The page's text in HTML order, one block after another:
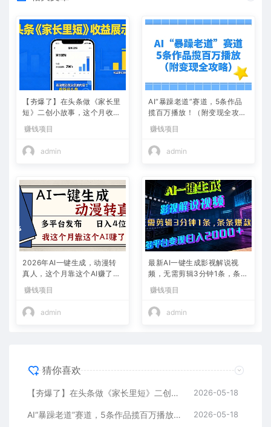
【夯爆了】在头条做《家长里
短》二创小故事，这个月收益
2w+
赚钱项目
admin
AI“暴躁老道”赛道，5条作品
揽百万播放！（附变现全攻
略）
赚钱项目
admin
2026年AI一键生成，动漫转
真人，这个月靠这个AI赚了2
赚钱项目
admin
最新AI一键生成影视解说视
频，无需剪辑3分钟1条，条条
+
赚钱项目
admin
猜你喜欢
【夯爆了】在头条做《家长里短》二创小故事，这个月收益2w+ 2026-05-18
AI“暴躁老道”赛道，5条作品揽百万播放！（附变现全攻略） 2026-05-18